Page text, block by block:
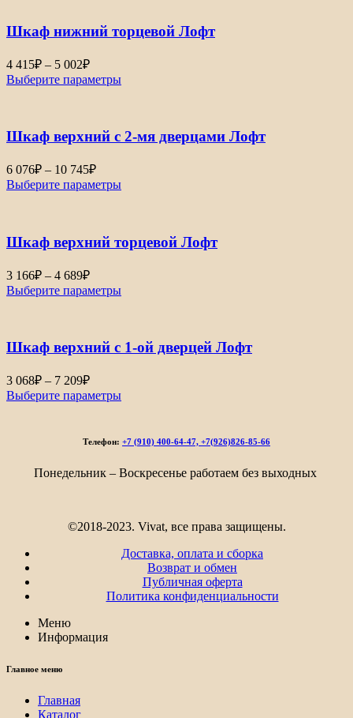
5
Шкаф нижний торцевой Лофт
4 415₽ – 5 002₽Диапазон
цен:
4
5
Выберите параметры
Шкаф верхний с 2-мя дверцами Лофт
6 076₽ – 10 745₽Диапазон
цен:
6
10
Выберите параметры
Шкаф верхний торцевой Лофт
3 166₽ – 4 689₽Диапазон
цен:
3
4
Выберите параметры
Шкаф верхний с 1-ой дверцей Лофт
3 068₽ – 7 209₽Диапазон
цен:
3
209₽
Выберите параметры
Телефон: +7 (910) 400-64-47, +7(926)826-85-66
Понедельник – Воскресенье работаем без выходных
©2018-2023. Vivat, все права защищены.
Доставка, оплата и сборка
Возврат и обмен
Публичная оферта
Политика конфиденциальности
Меню
Информация
Главное меню
Главная
Каталог